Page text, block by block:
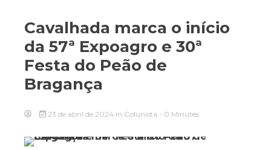
Cavalhada marca o início
da 57ª Expoagro e 30ª
Festa do Peão de
Bragança
23 de abril de 2024 in Colunista - 0 Minutes